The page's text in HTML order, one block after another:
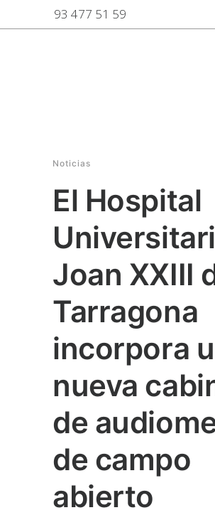
93 477 51 59
Noticias
El Hospital
Joan XXIII
Tarragona
incorpora
nueva
de
de campo
abierto